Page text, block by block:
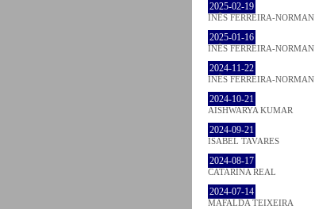
2025-02-19
INÊS FERREIRA-NORMAN
2025-01-16
INÊS FERREIRA-NORMAN
2024-11-22
INÊS FERREIRA-NORMAN
2024-10-21
AISHWARYA KUMAR
2024-09-21
ISABEL TAVARES
2024-08-17
CATARINA REAL
2024-07-14
MAFALDA TEIXEIRA